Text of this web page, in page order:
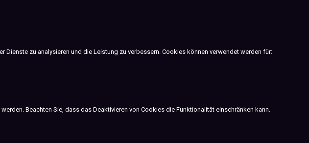
Dienste zu analysieren und die Leistung zu verbessern. Cookies können verwendet werden für:
Beachten Sie, dass das Deaktivieren von Cookies die Funktionalität einschränken kann.